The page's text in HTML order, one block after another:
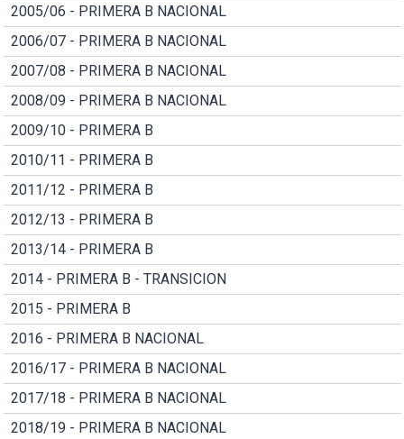
2005/06 - PRIMERA B NACIONAL
2006/07 - PRIMERA B NACIONAL
2007/08 - PRIMERA B NACIONAL
2008/09 - PRIMERA B NACIONAL
2009/10 - PRIMERA B
2010/11 - PRIMERA B
2011/12 - PRIMERA B
2012/13 - PRIMERA B
2013/14 - PRIMERA B
2014 - PRIMERA B - TRANSICION
2015 - PRIMERA B
2016 - PRIMERA B NACIONAL
2016/17 - PRIMERA B NACIONAL
2017/18 - PRIMERA B NACIONAL
2018/19 - PRIMERA B NACIONAL